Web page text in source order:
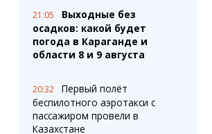
21:05
Выходные без
осадков: какой будет
погода в Караганде и
области 8 и 9 августа
20:32
Первый полёт
беспилотного аэротакси с
пассажиром провели в
Казахстане